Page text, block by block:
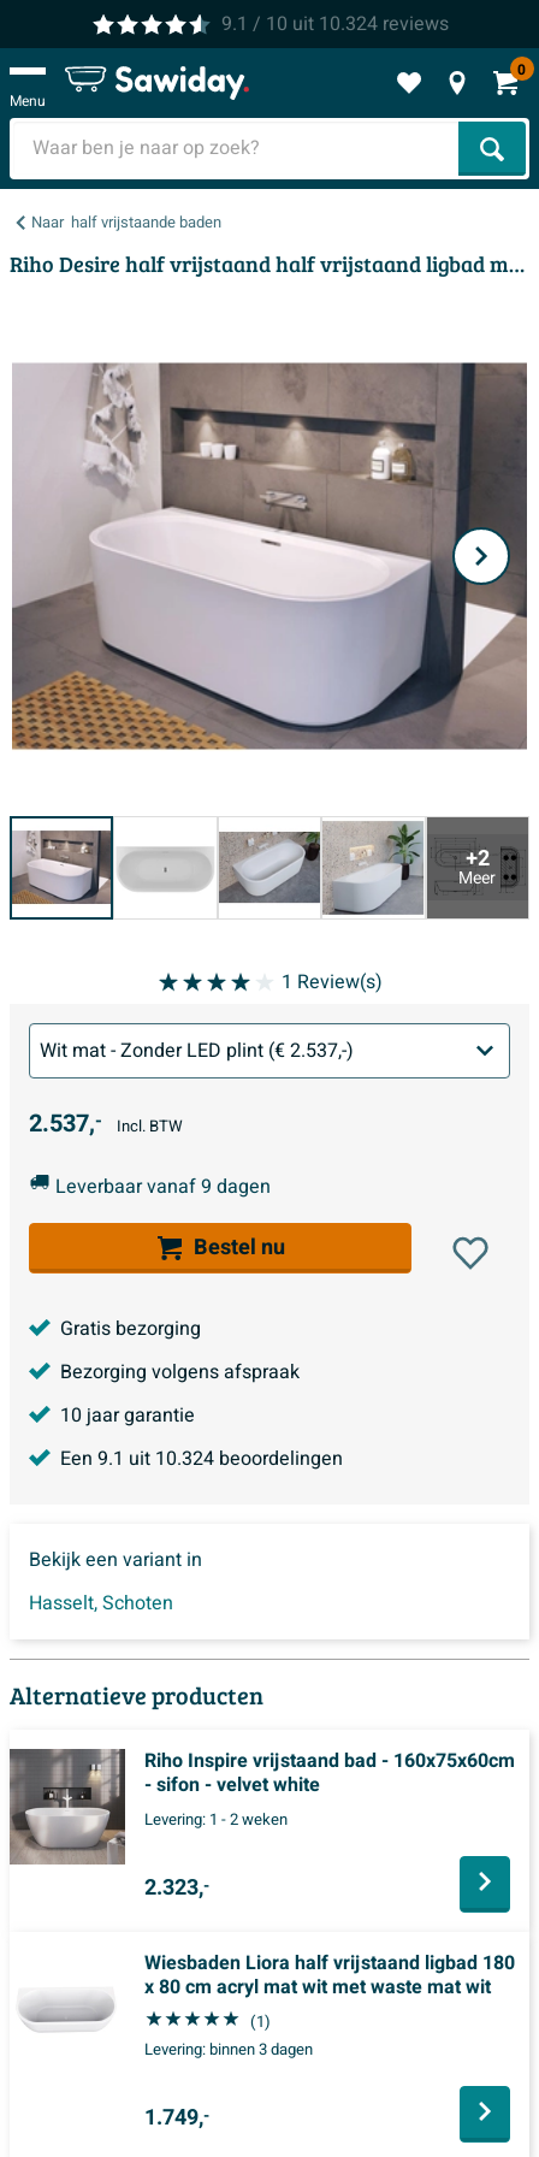
9.1 / 10 uit 10.324reviews
Menu
0
Naar half vrijstaande baden
Riho Desire half vrijstaand half vrijstaand ligbad met overloop 180x84cm met Sifon Mat Wit
+2
Meer
1 Review(s)
2.537,- Incl. BTW
Leverbaar vanaf 9 dagen
Bestel nu
Gratis bezorging
Bezorging volgens afspraak
10 jaar garantie
Een 9.1 uit 10.324 beoordelingen
Bekijk een variant in
Hasselt,Schoten
Alternatieve producten
Riho Inspire vrijstaand bad - 160x75x60cm
- sifon - velvet white
Levering: 1 - 2 weken
2.323,-
Wiesbaden Liora half vrijstaand ligbad 180
x 80 cm acryl mat wit met waste mat wit
(1)
Levering:binnen 3 dagen
1.749,-